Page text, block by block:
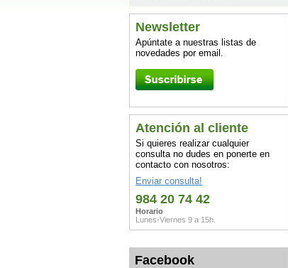
Newsletter
Apúntate a nuestras listas de
novedades por email.
Atención al cliente
Si quieres realizar cualquier
consulta no dudes en ponerte en
contacto con nosotros:
Enviar consulta!
984 20 74 42
Horario
Lunes-Viernes 9 a 15h.
Facebook